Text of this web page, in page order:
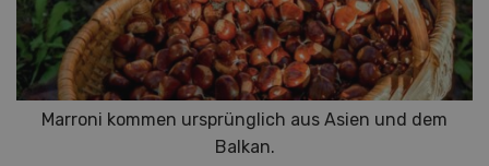
Marroni kommen ursprünglich aus Asien und dem
Balkan.